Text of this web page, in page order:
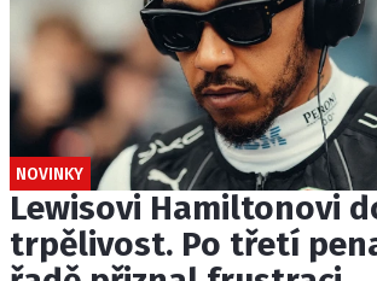
NOVINKY
Lewisovi Hamiltonovi
trpělivost. Po třetí